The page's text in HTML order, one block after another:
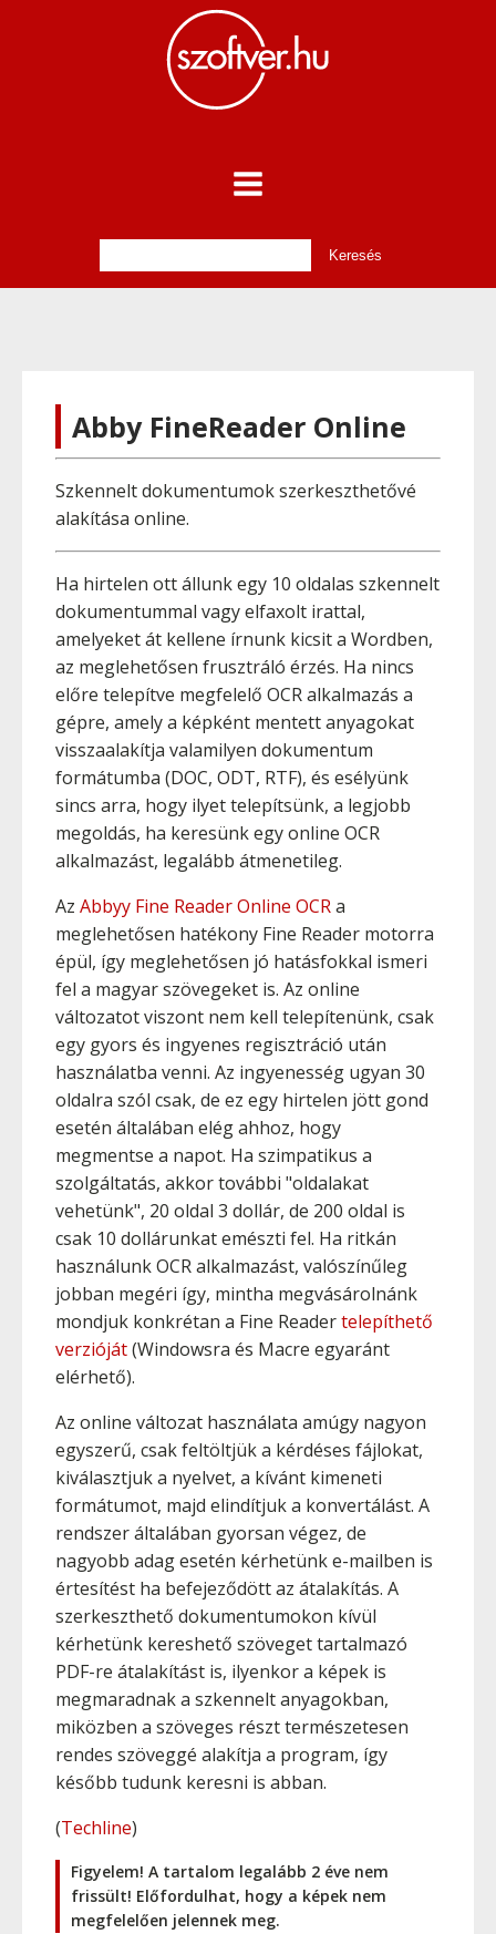
Abby FineReader Online
Szkennelt dokumentumok szerkeszthetővé
alakítása online.
Ha hirtelen ott állunk egy 10 oldalas szkennelt
dokumentummal vagy elfaxolt irattal,
amelyeket át kellene írnunk kicsit a Wordben,
az meglehetősen frusztráló érzés. Ha nincs
előre telepítve megfelelő OCR alkalmazás a
gépre, amely a képként mentett anyagokat
visszaalakítja valamilyen dokumentum
formátumba (DOC, ODT, RTF), és esélyünk
sincs arra, hogy ilyet telepítsünk, a legjobb
megoldás, ha keresünk egy online OCR
alkalmazást, legalább átmenetileg.
Az Abbyy Fine Reader Online OCRa
meglehetősen hatékony Fine Reader motorra
épül, így meglehetősen jó hatásfokkal ismeri
fel a magyar szövegeket is. Az online
változatot viszont nem kell telepítenünk, csak
egy gyors és ingyenes regisztráció után
használatba venni. Az ingyenesség ugyan 30
oldalra szól csak, de ez egy hirtelen jött gond
esetén általában elég ahhoz, hogy
megmentse a napot. Ha szimpatikus a
szolgáltatás, akkor további "oldalakat
vehetünk", 20 oldal 3 dollár, de 200 oldal is
csak 10 dollárunkat emészti fel. Ha ritkán
használunk OCR alkalmazást, valószínűleg
jobban megéri így, mintha megvásárolnánk
mondjuk konkrétan a Fine Readertelepíthető
verzióját(Windowsra és Macre egyaránt
elérhető).
Az online változat használata amúgy nagyon
egyszerű, csak feltöltjük a kérdéses fájlokat,
kiválasztjuk a nyelvet, a kívánt kimeneti
formátumot, majd elindítjuk a konvertálást. A
rendszer általában gyorsan végez, de
nagyobb adag esetén kérhetünk e-mailben is
értesítést ha befejeződött az átalakítás. A
szerkeszthető dokumentumokon kívül
kérhetünk kereshető szöveget tartalmazó
PDF-re átalakítást is, ilyenkor a képek is
megmaradnak a szkennelt anyagokban,
miközben a szöveges részt természetesen
rendes szöveggé alakítja a program, így
később tudunk keresni is abban.
(Techline)
Figyelem! A tartalom legalább 2 éve nem
frissült! Előfordulhat, hogy a képek nem
megfelelően jelennek meg.